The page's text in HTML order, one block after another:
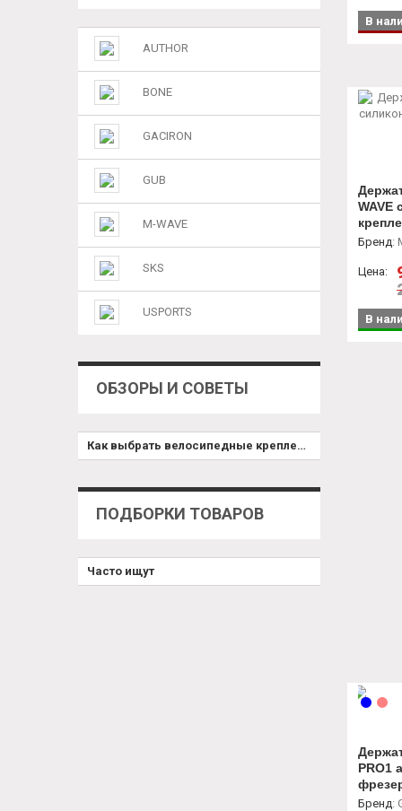
AUTHOR
BONE
GACIRON
GUB
M-WAVE
SKS
USPORTS
ОБЗОРЫ И СОВЕТЫ
Как выбрать велосипедные крепления и чехлы для смартфонов
ПОДБОРКИ ТОВАРОВ
Часто ищут
В
WAVE
Бренд:
Цена:
В
PRO1
20-
Бренд: